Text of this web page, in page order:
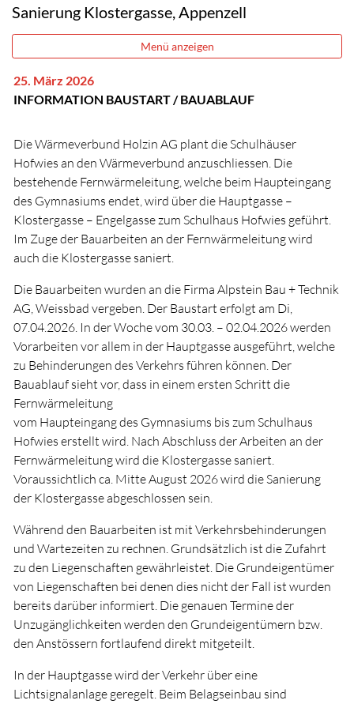
Sanierung Klostergasse, Appenzell
Menü anzeigen
25. März 2026
INFORMATION BAUSTART / BAUABLAUF
Die Wärmeverbund Holzin AG plant die Schulhäuser
Hofwies an den Wärmeverbund anzuschliessen. Die
bestehende Fernwärmeleitung, welche beim Haupteingang
des Gymnasiums endet, wird über die Hauptgasse –
Klostergasse – Engelgasse zum Schulhaus Hofwies geführt.
Im Zuge der Bauarbeiten an der Fernwärmeleitung wird
auch die Klostergasse saniert.
Die Bauarbeiten wurden an die Firma Alpstein Bau + Technik
AG, Weissbad vergeben. Der Baustart erfolgt am Di,
07.04.2026. In der Woche vom 30.03. – 02.04.2026 werden
Vorarbeiten vor allem in der Hauptgasse ausgeführt, welche
zu Behinderungen des Verkehrs führen können. Der
Bauablauf sieht vor, dass in einem ersten Schritt die
Fernwärmeleitung
vom Haupteingang des Gymnasiums bis zum Schulhaus
Hofwies erstellt wird. Nach Abschluss der Arbeiten an der
Fernwärmeleitung wird die Klostergasse saniert.
Voraussichtlich ca. Mitte August 2026 wird die Sanierung
der Klostergasse abgeschlossen sein.
Während den Bauarbeiten ist mit Verkehrsbehinderungen
und Wartezeiten zu rechnen. Grundsätzlich ist die Zufahrt
zu den Liegenschaften gewährleistet. Die Grundeigentümer
von Liegenschaften bei denen dies nicht der Fall ist wurden
bereits darüber informiert. Die genauen Termine der
Unzugänglichkeiten werden den Grundeigentümern bzw.
den Anstössern fortlaufend direkt mitgeteilt.
In der Hauptgasse wird der Verkehr über eine
Lichtsignalanlage geregelt. Beim Belagseinbau sind